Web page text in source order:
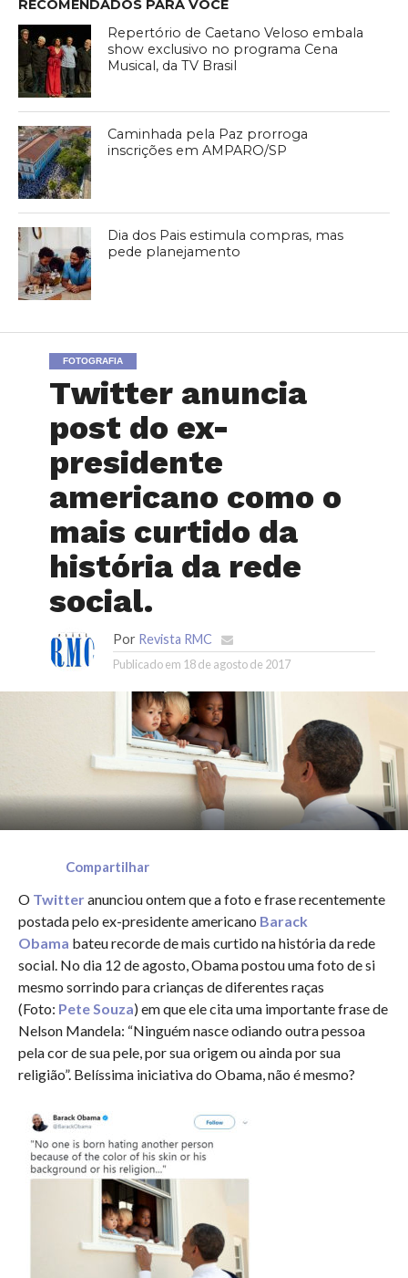
RECOMENDADOS PARA VOCÊ
Repertório de Caetano Veloso embala
show exclusivo no programa Cena
Musical, da TV Brasil
Caminhada pela Paz prorroga
inscrições em AMPARO/SP
Dia dos Pais estimula compras, mas
pede planejamento
FOTOGRAFIA
Twitter anuncia
post do ex-
presidente
americano como o
mais curtido da
história da rede
social.
Por Revista RMC
Publicado em 18 de agosto de 2017
Compartilhar
O Twitteranunciou ontem que a foto e frase recentemente
postada pelo ex-presidente americano Barack
Obama bateu recorde de mais curtido na história da rede
social. No dia 12 de agosto, Obama postou uma foto de si
mesmo sorrindo para crianças de diferentes raças
(Foto: Pete Souza) em que ele cita uma importante frase de
Nelson Mandela: “Ninguém nasce odiando outra pessoa
pela cor de sua pele, por sua origem ou ainda por sua
religião”. Belíssima iniciativa do Obama, não é mesmo?